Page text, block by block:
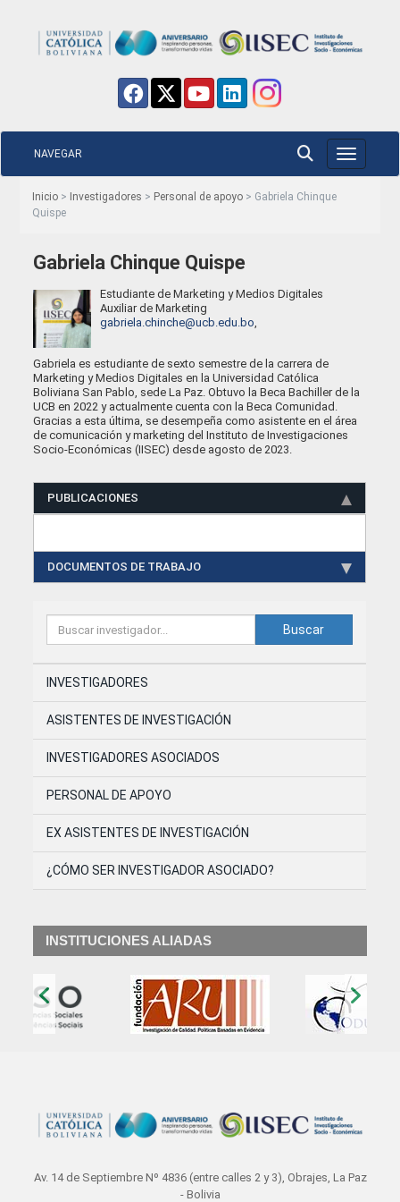
Toggle
NAVEGAR
Inicio > Investigadores > Personal de apoyo > Gabriela Chinque
Quispe
Buscar
INVESTIGADORES
ASISTENTES DE INVESTIGACIÓN
INVESTIGADORES ASOCIADOS
PERSONAL DE APOYO
EX ASISTENTES DE INVESTIGACIÓN
¿CÓMO SER INVESTIGADOR ASOCIADO?
Gabriela Chinque Quispe
Estudiante de Marketing y Medios Digitales
Auxiliar de Marketing
gabriela.chinche@ucb.edu.bo
Gabriela es estudiante de sexto semestre de la carrera de
Marketing y Medios Digitales en la Universidad Católica
Boliviana San Pablo, sede La Paz. Obtuvo la Beca Bachiller de la
UCB en 2022 y actualmente cuenta con la Beca Comunidad.
Gracias a esta última, se desempeña como asistente en el área
de comunicación y marketing del Instituto de Investigaciones
Socio-Económicas (IISEC) desde agosto de 2023.
PUBLICACIONES
DOCUMENTOS DE TRABAJO
INSTITUCIONES ALIADAS
Av. 14 de Septiembre Nº 4836 (entre calles 2 y 3), Obrajes, La Paz
- Bolivia